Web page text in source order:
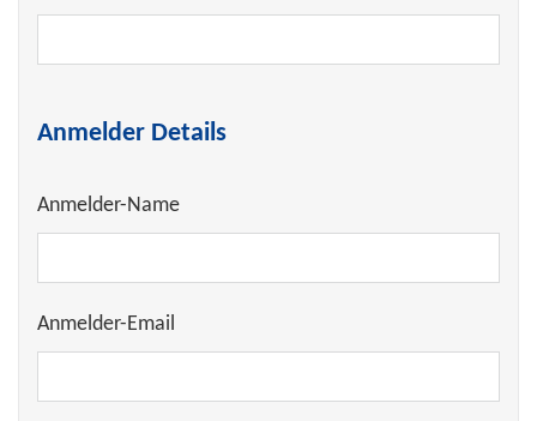
Anmelder Details
Anmelder-Name
Anmelder-Email